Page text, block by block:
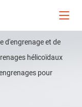
d'engrenage et de
hélicoïdaux
pour